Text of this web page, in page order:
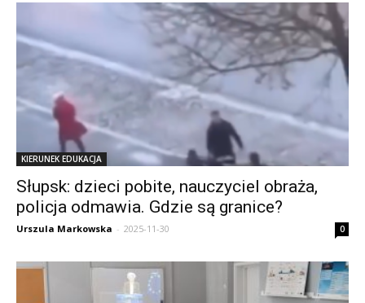
KIERUNEK EDUKACJA
Słupsk: dzieci pobite, nauczyciel obraża,
policja odmawia. Gdzie są granice?
Urszula Markowska - 2025-11-30 0